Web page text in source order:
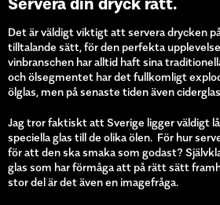
Det är väldigt viktigt att servera drycken
tilltalande sätt, för den perfekta
vinbranschen har alltid haft sina
och ölsegmentet har det fullkomligt
ölglas, men på senaste tiden även
Jag tror faktiskt att Sverige ligger väldigt
speciella glas till de olika ölen. För hur
för att den ska smaka som godast?
glas som har förmåga att på rätt sätt
stor del är det även en imagefråga.